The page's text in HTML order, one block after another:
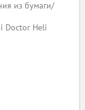
из бумаги/
Doctor Heli